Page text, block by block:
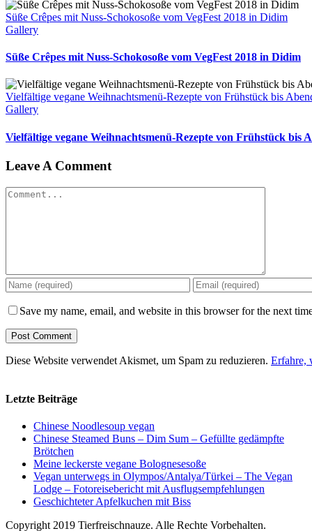
Süße Crêpes mit Nuss-Schokosoße vom VegFest 2018 in Didim
Gallery
Süße Crêpes mit Nuss-Schokosoße vom VegFest 2018 in Didim
Vielfältige vegane Weihnachtsmenü-Rezepte von Frühstück bis
Gallery
Vielfältige vegane Weihnachtsmenü-Rezepte von Frühstück
Leave A Comment
Comment
Save my name, email, and website in this browser for the next
Diese Website verwendet Akismet, um Spam zu reduzieren. Erfahre,
Letzte Beiträge
Chinese Noodlesoup vegan
Chinese Steamed Buns – Dim Sum – Gefüllte gedämpfte
Brötchen
Meine leckerste vegane Bolognesesoße
Vegan unterwegs in Olympos/Antalya/Türkei – The Vegan
Lodge – Fotoreisebericht mit Ausflugsempfehlungen
Geschichteter Apfelkuchen mit Biss
Copyright 2019 Tierfreischnauze. Alle Rechte Vorbehalten.